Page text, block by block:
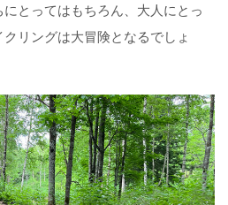
とってはもちろん、大人にとっ
リングは大冒険となるでしょ